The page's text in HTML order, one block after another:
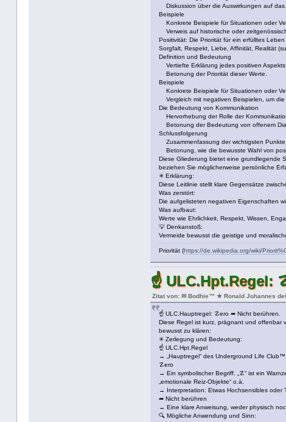
Diskussion über die Auswirkungen auf
Beispiele
Konkrete Beispiele für Situationen oder
Verweis auf historische oder
Positivität: Die Priorität für ein erfülltes Leben
Sorgfalt, Respekt, Liebe, Affinität, Realität
Definition und Bedeutung
Vertiefte Erklärung jedes positiven
Betonung der Priorität dieser Werte.
Beispiele
Konkrete Beispiele für Situationen oder
Vergleich mit negativen Beispielen, um die
Die Bedeutung von Kommunikation
Hervorhebung der Rolle der
Betonung der Bedeutung von offenem
Schlussfolgerung
Zusammenfassung der wichtigsten Punkte.
Betonung, wie die bewusste Wahl von
Diese Gliederung bietet eine grundlegende
beziehen Sie möglicherweise persönliche
✳ Erklärung:
Diese Leitlinie stellt klare Gegensätze
Was zerstört:
Die aufgelisteten negativen Eigenschaften
Was aufbaut:
Werte wie Ehrlichkeit, Respekt, Wissen,
💡 Denkanstoß:
Vermeide bewusst die geistige und
Priorität (https://de.wikipedia.org/wiki/
☝ ULC.Hpt.Regel:
Zitat von: ✉ Bodhie™ ★ Ronald Johannes
☝ ULC.Hauptregel: ☡ero ➦ Nicht berühren.
Diese Regel ist kurz, prägnant und offenbar
bewusst zu klären:
✳ Zerlegung und Bedeutung:
☝ ULC.Hpt.Regel
→ „Hauptregel“ des Underground Life
☡ero
→ Ein symbolischer Begriff. „☡“ ist ein
„emotionale Reiz-Objekte“ o.ä.
→ Interpretation: Etwas Hochsensibles oder
➦ Nicht berühren
→ Eine klare Anweisung, weder physisch
🔍 Mögliche Anwendung und Sinn: